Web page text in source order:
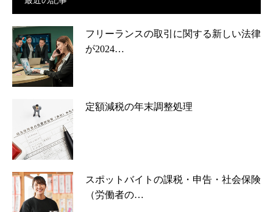
フリーランスの取引に関する新しい法律
が2024…
定額減税の年末調整処理
スポットバイトの課税・申告・社会保険
（労働者の…